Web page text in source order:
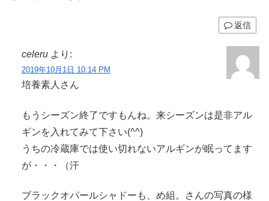
返信
celeru より:
2019年10月1日 10:14 PM
培養素人さん
もうシーズン終了ですもんね。来シーズンは是非アル
ギンを入れてみて下さい(^^)
うちの冷蔵庫では使い切れないアルギンが眠ってます
が・・・（汗
ブラックオパールシャドーも、め組。さんの写真の様